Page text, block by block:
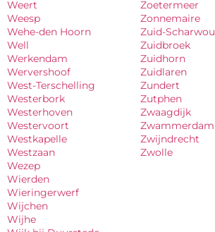
Weert
Weesp
Wehe-den Hoorn
Well
Werkendam
Wervershoof
West-Terschelling
Westerbork
Westerhoven
Westervoort
Westkapelle
Westzaan
Wezep
Wierden
Wieringerwerf
Wijchen
Wijhe
Zoetermeer
Zonnemaire
Zuid-
Zuidbroek
Zuidhorn
Zuidlaren
Zundert
Zutphen
Zwaagdijk
Zwammerdam
Zwijndrecht
Zwolle